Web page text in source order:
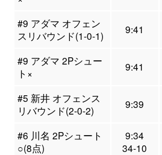
#9 アダマ オフェン
スリバウンド(1-0-1)
9:41
#9 アダマ 2Pシュー
ト×
9:41
#5 新井 オフェンス
リバウンド(2-0-2)
9:39
#6 川名 2Pシュート
○(8点)
9:34
34-10